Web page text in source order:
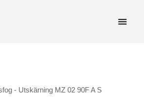
- Utskärning MZ 02 90F A S